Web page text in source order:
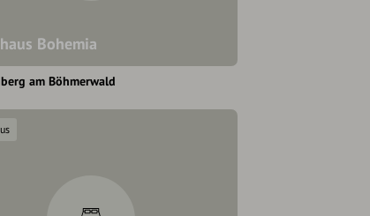
Bohemia
am Böhmerwald